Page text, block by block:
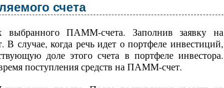
счета
выбранного ПАММ-счета. Заполнив заявку на
когда речь идет о портфеле инвестиций,
доле этого счета в портфеле инвестора.
поступления средств на ПАММ-счет.